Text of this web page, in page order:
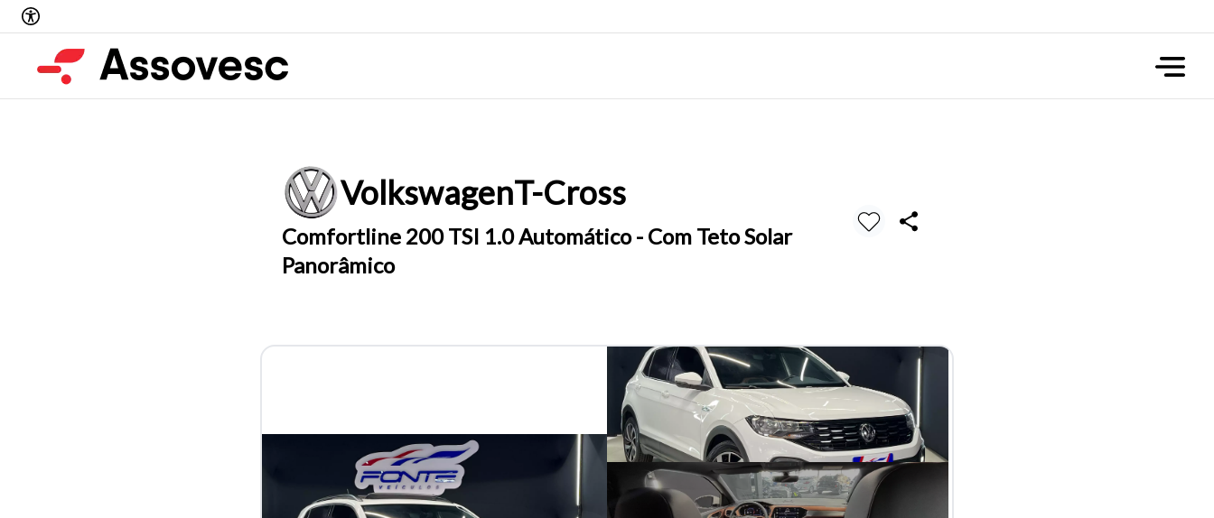
VolkswagenT-Cross
Comfortline 200 TSI 1.0 Automático - Com Teto Solar
Panorâmico